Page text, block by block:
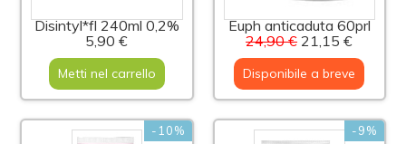
Disintyl*fl 240ml 0,2%
5,90 €
Metti nel carrello
Euph anticaduta 60prl
24,90 € 21,15 €
Disponibile a breve
-10% -9%